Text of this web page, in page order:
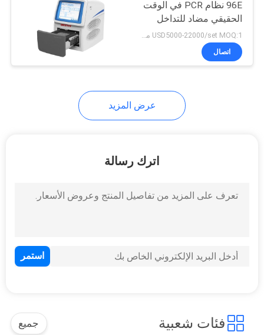
الفراغية المختبر
آلة نظام قياس الفيديو
اختبار الأقراص اختبار
الدمج
96E نظام PCR في الوقت
الحقيقي مضاد للتداخل
الحراري المتدرج
USD5000-22000/set MOQ:1 مجموعة
اتصال
عرض المزيد
اترك رسالة
فئات شعبية جميع